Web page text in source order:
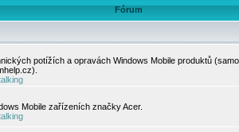
Fórum
potížích a opravách Windows Mobile produktů
Mobile zařízeních značky Acer.